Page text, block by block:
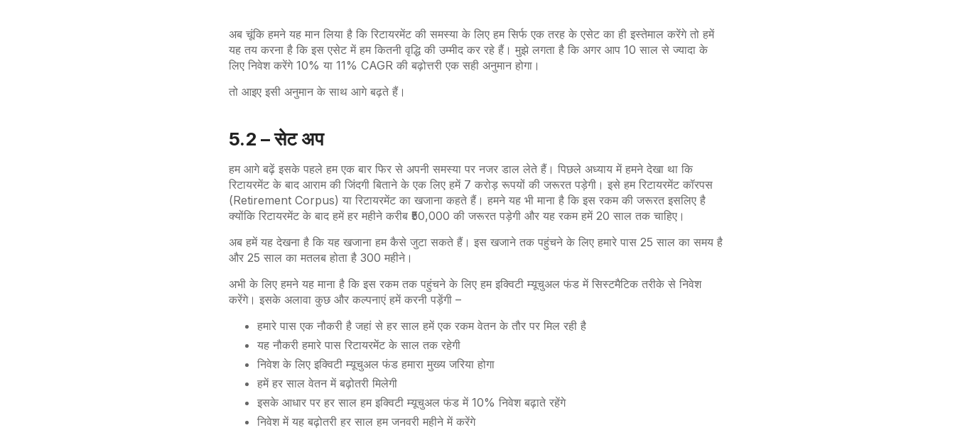
अब चूंकि हमने यह मान लिया है कि रिटायरमेंट की समस्या के लिए हम सिर्फ एक तरह के एसेट का ही इस्तेमाल करेंगे तो हमें
यह तय करना है कि इस एसेट में हम कितनी वृद्धि की उम्मीद कर रहे हैं। मुझे लगता है कि अगर आप 10 साल से ज्यादा के
लिए निवेश करेंगे 10% या 11% CAGR की बढ़ोत्तरी एक सही अनुमान होगा।
तो आइए इसी अनुमान के साथ आगे बढ़ते हैं।
5.2 – सेट अप
हम आगे बढ़ें इसके पहले हम एक बार फिर से अपनी समस्या पर नजर डाल लेते हैं। पिछले अध्याय में हमने देखा था कि
रिटायरमेंट के बाद आराम की जिंदगी बिताने के एक लिए हमें 7 करोड़ रूपयों की जरूरत पड़ेगी। इसे हम रिटायरमेंट कॉरपस
(Retirement Corpus) या रिटायरमेंट का खजाना कहते हैं। हमने यह भी माना है कि इस रकम की जरूरत इसलिए है
क्योंकि रिटायरमेंट के बाद हमें हर महीने करीब ₹50,000 की जरूरत पड़ेगी और यह रकम हमें 20 साल तक चाहिए।
अब हमें यह देखना है कि यह खजाना हम कैसे जुटा सकते हैं। इस खजाने तक पहुंचने के लिए हमारे पास 25 साल का समय है
और 25 साल का मतलब होता है 300 महीने।
अभी के लिए हमने यह माना है कि इस रकम तक पहुंचने के लिए हम इक्विटी म्यूचुअल फंड में सिस्टमैटिक तरीके से निवेश
करेंगे। इसके अलावा कुछ और कल्पनाएं हमें करनी पड़ेंगी –
हमारे पास एक नौकरी है जहां से हर साल हमें एक रकम वेतन के तौर पर मिल रही है
यह नौकरी हमारे पास रिटायरमेंट के साल तक रहेगी
निवेश के लिए इक्विटी म्यूचुअल फंड हमारा मुख्य जरिया होगा
हमें हर साल वेतन में बढ़ोतरी मिलेगी
इसके आधार पर हर साल हम इक्विटी म्यूचुअल फंड में 10% निवेश बढ़ाते रहेंगे
निवेश में यह बढ़ोतरी हर साल हम जनवरी महीने में करेंगे